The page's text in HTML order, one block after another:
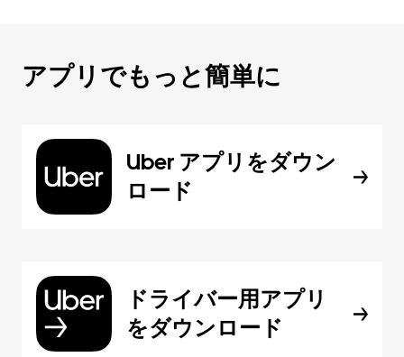
アプリでもっと簡単に
Uber アプリをダウン
ロード
ドライバー用アプリ
をダウンロード